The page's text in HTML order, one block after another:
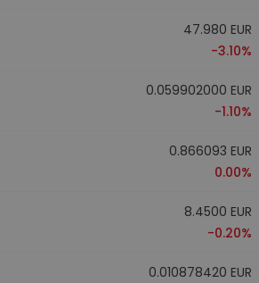
47.980 EUR
-3.10%
0.059902000 EUR
-1.10%
0.866093 EUR
0.00%
8.4500 EUR
-0.20%
0.010878420 EUR